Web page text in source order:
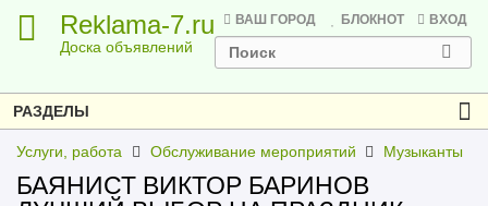
Reklama-7.ru
Доска объявлений
ВАШ ГОРОД БЛОКНОТ ВХОД
РАЗДЕЛЫ
Услуги, работа Обслуживание мероприятий Музыканты
БАЯНИСТ ВИКТОР БАРИНОВ